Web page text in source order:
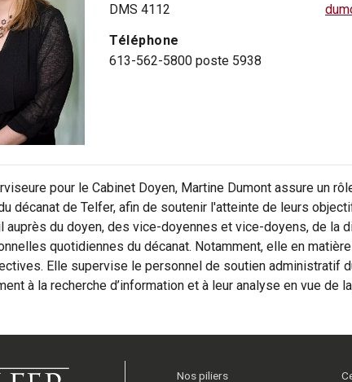
DMS 4112
Téléphone
613-562-5800 poste 5938
pour le Cabinet Doyen, Martine Dumont assure un
décanat de Telfer, afin de soutenir l'atteinte de leurs
auprès du doyen, des vice-doyennes et vice-doyens, de
quotidiennes du décanat. Notamment, elle en
Elle supervise le personnel de soutien administratif
à la recherche d’information et à leur analyse en vue de
Nos piliers